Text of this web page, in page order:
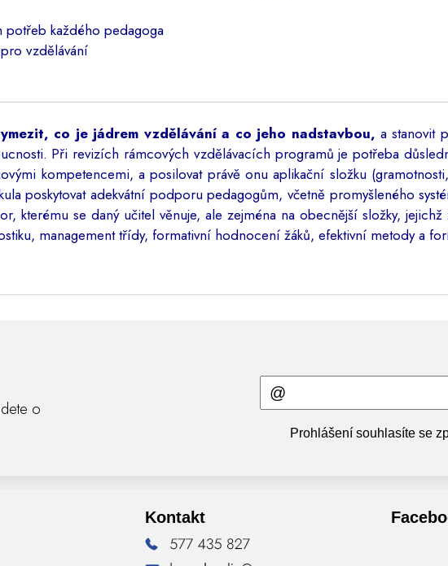
každého pedagoga
vzdělávání
co je jádrem vzdělávání a co jeho nadstavbou, a stanovit
Při revizích rámcových vzdělávacích programů je potřeba
kompetencemi, a posilovat právě onu aplikační složku
poskytovat adekvátní podporu pedagogům, včetně promyšleného
kterému se daný učitel věnuje, ale zejména na obecnější složky, jejichž
management třídy, formativní hodnocení žáků, efektivní metody a
o
Prohlášení souhlasíte se
Kontakt